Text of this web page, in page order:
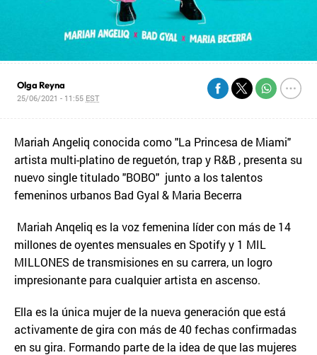
Olga Reyna
25/06/2021 - 11:55 EST
Mariah Angeliq conocida como "La Princesa de Miami"
artista multi-platino de reguetón, trap y R&B , presenta su
nuevo single titulado "BOBO" junto a los talentos
femeninos urbanos Bad Gyal & Maria Becerra
Mariah Anqeliq es la voz femenina líder con más de 14
millones de oyentes mensuales en Spotify y 1 MIL
MILLONES de transmisiones en su carrera, un logro
impresionante para cualquier artista en ascenso.
Ella es la única mujer de la nueva generación que está
activamente de gira con más de 40 fechas confirmadas
en su gira. Formando parte de la idea de que las mujeres